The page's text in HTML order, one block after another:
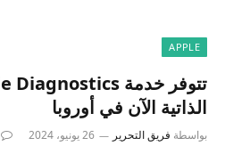
APPLE
الذاتية الآن في أوروبا
بواسطة فريق التحرير 26 يونيو، 2024